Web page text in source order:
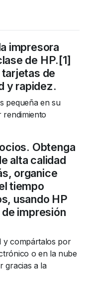
impresora
de HP.[1]
de
y rapidez.
pequeña en su
rendimiento
Obtenga
alta calidad
organice
tiempo
usando HP
impresión
y compártalos por
o en la nube
gracias a la